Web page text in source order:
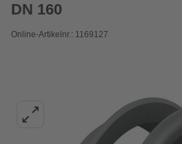
DN 160
Online-Artikelnr.: 1169127